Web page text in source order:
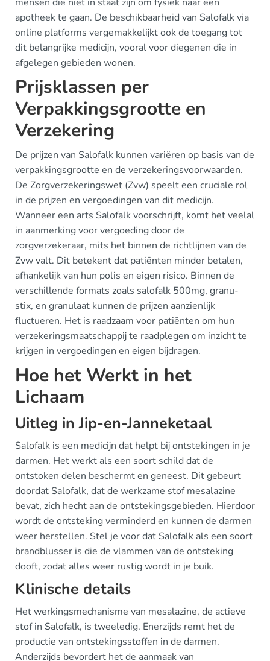
apotheek te gaan. De beschikbaarheid van Salofalk via
online platforms vergemakkelijkt ook de toegang tot
dit belangrijke medicijn, vooral voor diegenen die in
afgelegen gebieden wonen.
Prijsklassen per
Verpakkingsgrootte en
Verzekering
De prijzen van Salofalk kunnen variëren op basis van de
verpakkingsgrootte en de verzekeringsvoorwaarden.
De Zorgverzekeringswet (Zvw) speelt een cruciale rol
in de prijzen en vergoedingen van dit medicijn.
Wanneer een arts Salofalk voorschrijft, komt het veelal
in aanmerking voor vergoeding door de
zorgverzekeraar, mits het binnen de richtlijnen van de
Zvw valt. Dit betekent dat patiënten minder betalen,
afhankelijk van hun polis en eigen risico. Binnen de
verschillende formats zoals salofalk 500mg, granu-
stix, en granulaat kunnen de prijzen aanzienlijk
fluctueren. Het is raadzaam voor patiënten om hun
verzekeringsmaatschappij te raadplegen om inzicht te
krijgen in vergoedingen en eigen bijdragen.
Hoe het Werkt in het
Lichaam
Uitleg in Jip-en-Janneketaal
Salofalk is een medicijn dat helpt bij ontstekingen in je
darmen. Het werkt als een soort schild dat de
ontstoken delen beschermt en geneest. Dit gebeurt
doordat Salofalk, dat de werkzame stof mesalazine
bevat, zich hecht aan de ontstekingsgebieden. Hierdoor
wordt de ontsteking verminderd en kunnen de darmen
weer herstellen. Stel je voor dat Salofalk als een soort
brandblusser is die de vlammen van de ontsteking
dooft, zodat alles weer rustig wordt in je buik.
Klinische details
Het werkingsmechanisme van mesalazine, de actieve
stof in Salofalk, is tweeledig. Enerzijds remt het de
productie van ontstekingsstoffen in de darmen.
Anderzijds bevordert het de aanmaak van